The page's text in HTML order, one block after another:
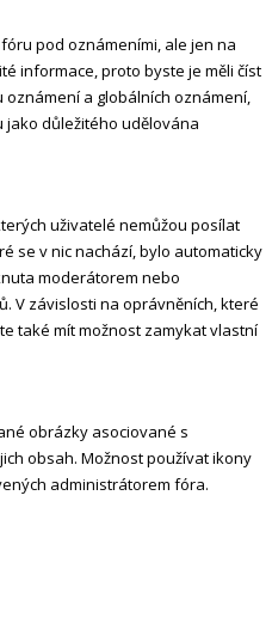
pod oznámeními, ale jen na
informace, proto byste je měli číst
oznámení a globálních oznámení,
důležitého udělována
uživatelé nemůžou posílat
se v nic nachází, bylo automaticky
moderátorem nebo
V závislosti na oprávněních, které
také mít možnost zamykat vlastní
obrázky asociované s
obsah. Možnost používat ikony
administrátorem fóra.